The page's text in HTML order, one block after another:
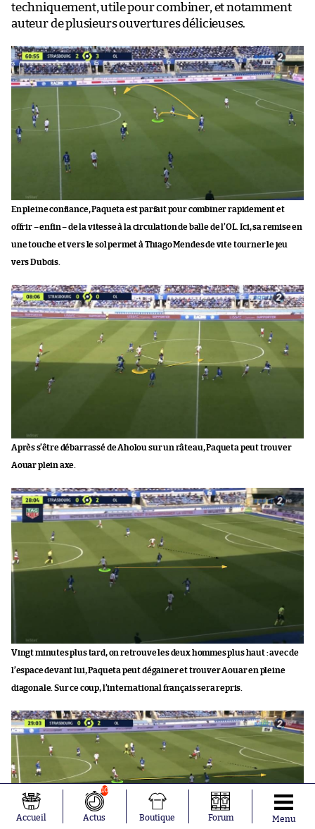
techniquement, utile pour combiner, et notamment
auteur de plusieurs ouvertures délicieuses.
En pleine confiance, Paqueta est parfait pour combiner rapidement et
offrir – enfin – de la vitesse à la circulation de balle de l’OL. Ici, sa remise en
une touche et vers le sol permet à Thiago Mendes de vite tourner le jeu
vers Dubois.
Après s’être débarrassé de Aholou sur un râteau, Paqueta peut trouver
Aouar plein axe.
Vingt minutes plus tard, on retrouve les deux hommes plus haut : avec de
l’espace devant lui, Paqueta peut dégainer et trouver Aouar en pleine
diagonale. Sur ce coup, l’international français sera repris.
Accueil
10
Actus Boutique Forum Menu